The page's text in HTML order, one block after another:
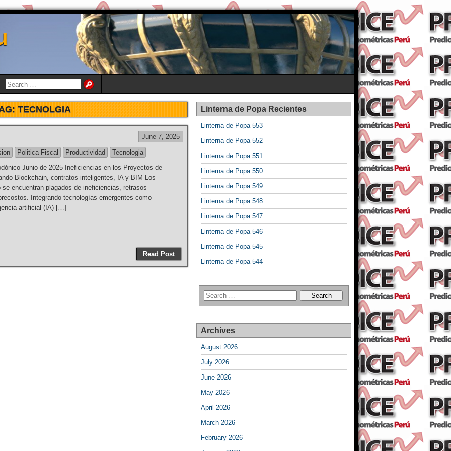
TECNOLGIA
June 7, 2025
Politica Fiscal Productividad
Tecnologia
Junio de 2025 Ineficiencias en los Proyectos de
Blockchain, contratos inteligentes, IA y BIM Los
encuentran plagados de ineficiencias, retrasos
Integrando tecnologías emergentes como
artificial (IA) […]
Read Post
Linterna de Popa Recientes
Linterna de Popa 553
Linterna de Popa 552
Linterna de Popa 551
Linterna de Popa 550
Linterna de Popa 549
Linterna de Popa 548
Linterna de Popa 547
Linterna de Popa 546
Linterna de Popa 545
Linterna de Popa 544
Archives
August 2026
July 2026
June 2026
May 2026
April 2026
March 2026
February 2026